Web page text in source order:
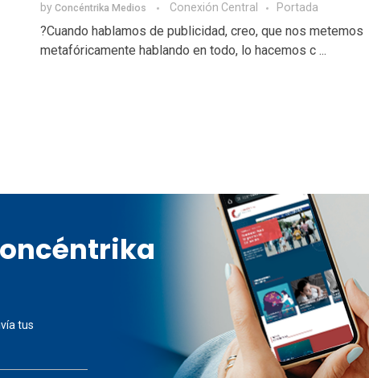
by Concéntrika Medios Conexión Central Portada
?Cuando hablamos de publicidad, creo, que nos metemos
metafóricamente hablando en todo, lo hacemos c ...
tus